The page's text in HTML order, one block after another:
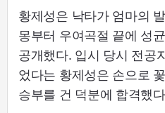
황제성은 낙타가 엄마의
몽부터 우여곡절 끝에 성
공개했다. 입시 당시 전공
었다는 황제성은 손으로
승부를 건 덕분에 합격했